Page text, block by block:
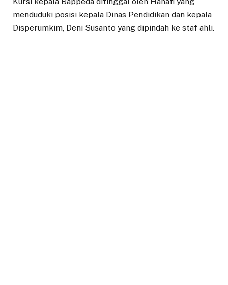
menduduki posisi kepala Dinas Pendidikan dan kepala
Disperumkim, Deni Susanto yang dipindah ke staf ahli.